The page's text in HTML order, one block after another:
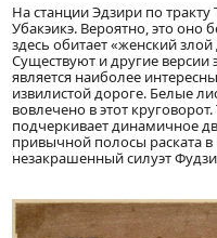
На станции Эдзири по
Убакэикэ. Вероятно, это
здесь обитает «женский
Существуют и другие версии
является наиболее
извилистой дороге. Белые
вовлечено в этот
подчеркивает динамичное
привычной полосы раската
незакрашенный силуэт